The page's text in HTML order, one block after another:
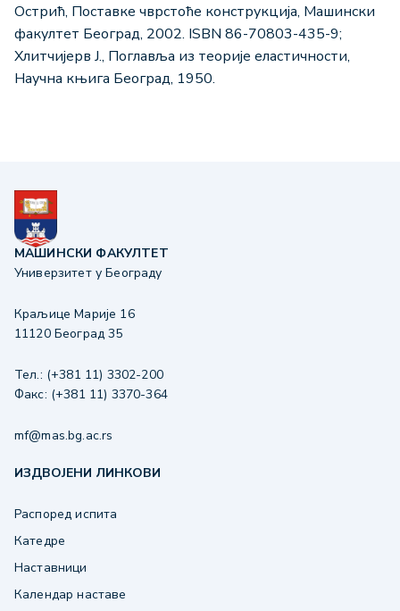
Острић, Поставке чврстоће конструкција, Машински
факултет Београд, 2002. ISBN 86-70803-435-9;
Хлитчијерв Ј., Поглавља из теорије еластичности,
Научна књига Београд, 1950.
МАШИНСКИ ФАКУЛТЕТ
Универзитет у Београду
Краљице Марије 16
11120 Београд 35
Тел.: (+381 11) 3302-200
Факс: (+381 11) 3370-364
mf@mas.bg.ac.rs
ИЗДВОЈЕНИ ЛИНКОВИ
Распоред испита
Катедре
Наставници
Календар наставе